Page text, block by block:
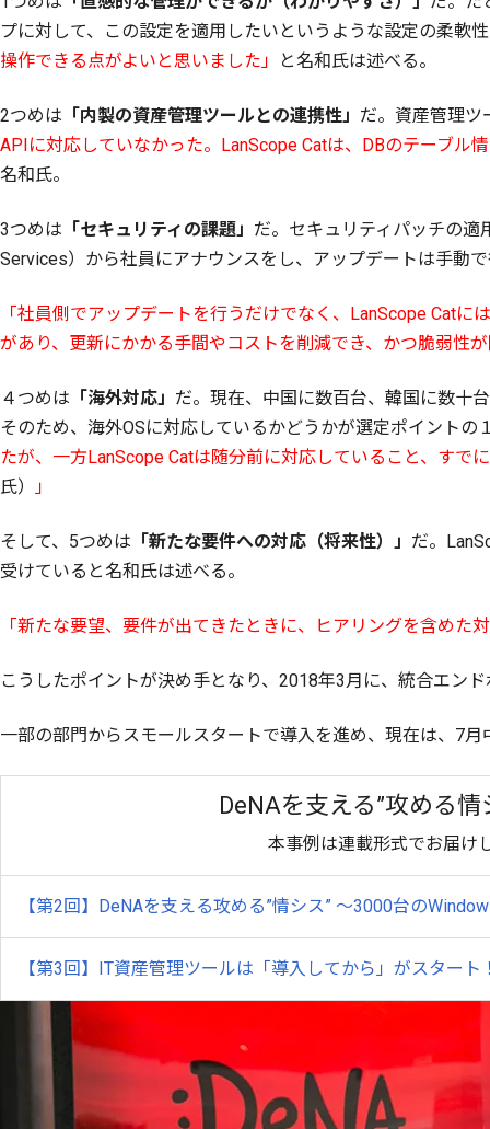
プに対して、この設定を適用したいというような設定の柔軟
操作できる点がよいと思いました」
と名和氏は述べる。
2つめは 「内製の資産管理ツールとの連携性」 だ。資産管理ツ
APIに対応していなかった。LanScope Catは、DBのテーブル
名和氏。
3つめは 「セキュリティの課題」 だ。セキュリティパッチの適
Services）から社員にアナウンスをし、アップデートは手動
「社員側でアップデートを行うだけでなく、LanScope Cat
があり、更新にかかる手間やコストを削減でき、かつ脆弱性
４つめは 「海外対応」 だ。現在、中国に数百台、韓国に数十
そのため、海外OSに対応しているかどうかが選定ポイントの
たが、一方LanScope Catは随分前に対応していること、す
氏） 」
そして、5つめは 「新たな要件への対応（将来性）」 だ。
受けていると名和氏は述べる。
「新たな要望、要件が出てきたときに、ヒアリングを含め
こうしたポイントが決め手となり、2018年3月に、統合エン
一部の部門からスモールスタートで導入を進め、現在は、7
DeNAを支える”攻める
本事例は連載形式でお届け
【第2回】DeNAを支える攻める”情シス” ～3000台の
【第3回】IT資産管理ツールは「導入してから」がスター